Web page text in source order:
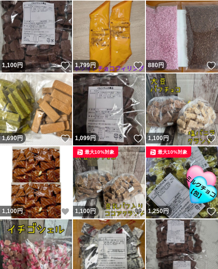
1,100円 いいね！
1,799円 いいね！
880円
1,690円 いいね！
1,099円 いいね！
1,100円
1,100円 いいね！
1,100円 いいね！
最大10%対象
1,250円
最大10%対象